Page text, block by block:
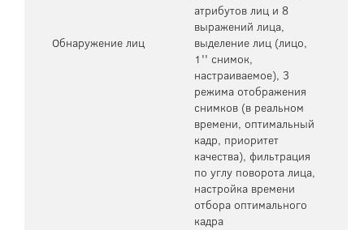
Обнаружение лиц
атрибутов лиц и 8
выражений лица,
выделение лиц (лицо,
1'' снимок,
настраиваемое), 3
режима отображения
снимков (в реальном
времени, оптимальный
кадр, приоритет
качества), фильтрация
по углу поворота лица,
настройка времени
отбора оптимального
кадра